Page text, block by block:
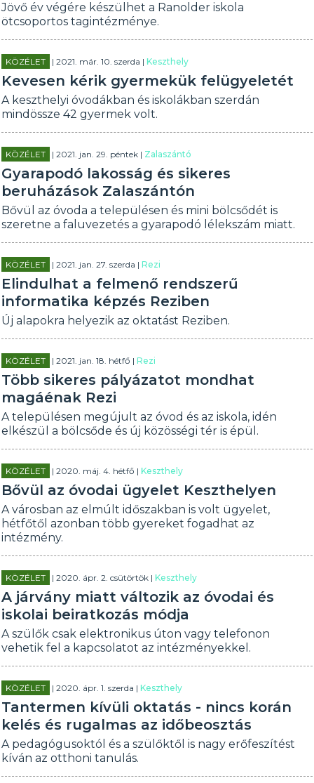
Jövő év végére készülhet a Ranolder iskola
ötcsoportos tagintézménye.
KÖZÉLET | 2021. már. 10. szerda |Keszthely
Kevesen kérik gyermekük felügyeletét
A keszthelyi óvodákban és iskolákban szerdán
mindössze 42 gyermek volt.
KÖZÉLET | 2021. jan. 29. péntek | Zalaszántó
Gyarapodó lakosság és sikeres
beruházások Zalaszántón
Bővül az óvoda a településen és mini bölcsődét is
szeretne a faluvezetés a gyarapodó lélekszám miatt.
KÖZÉLET | 2021. jan. 27. szerda |Rezi
Elindulhat a felmenő rendszerű
informatika képzés Reziben
Új alapokra helyezik az oktatást Reziben.
KÖZÉLET | 2021. jan. 18. hétfő |Rezi
Több sikeres pályázatot mondhat
magáénak Rezi
A településen megújult az óvod és az iskola, idén
elkészül a bölcsőde és új közösségi tér is épül.
KÖZÉLET | 2020. máj. 4. hétfő |Keszthely
Bővül az óvodai ügyelet Keszthelyen
A városban az elmúlt időszakban is volt ügyelet,
hétfőtől azonban több gyereket fogadhat az
intézmény.
KÖZÉLET | 2020. ápr. 2. csütörtök |Keszthely
A járvány miatt változik az óvodai és
iskolai beiratkozás módja
A szülők csak elektronikus úton vagy telefonon
vehetik fel a kapcsolatot az intézményekkel.
KÖZÉLET | 2020. ápr. 1. szerda |Keszthely
Tantermen kívüli oktatás - nincs korán
kelés és rugalmas az időbeosztás
A pedagógusoktól és a szülőktől is nagy erőfeszítést
kíván az otthoni tanulás.